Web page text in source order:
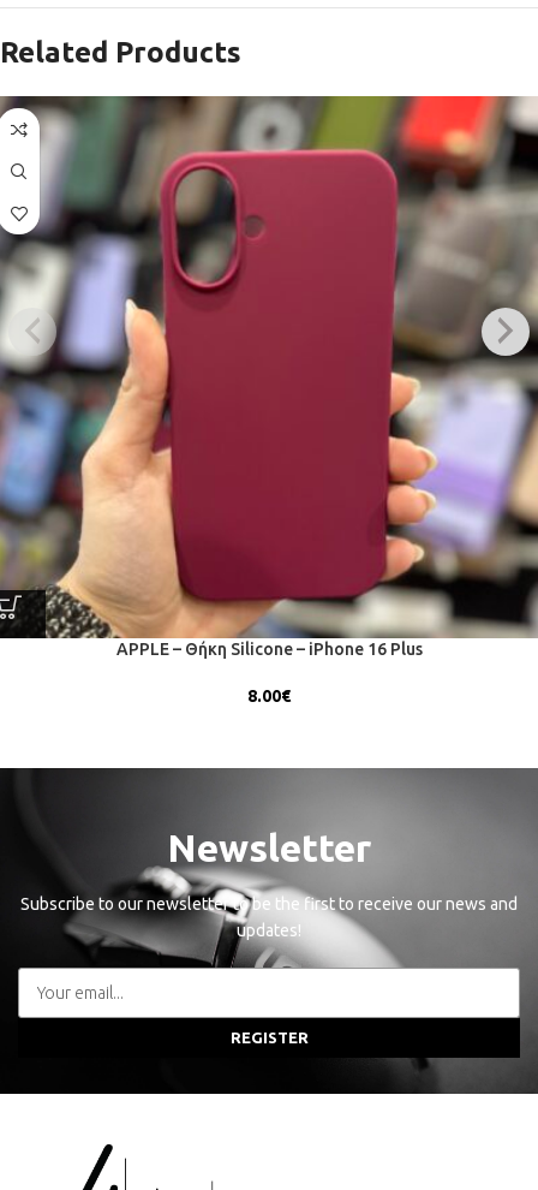
Related Products
APPLE – Θήκη Silicone – iPhone 16 Plus
8.00€
Newsletter
Subscribe to our newsletter to be the first to receive our news and
updates!
REGISTER